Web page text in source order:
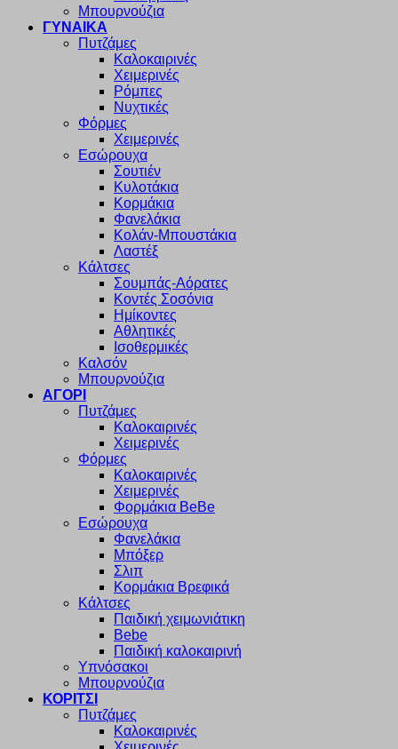
Μπουρνούζια
ΓΥΝΑΙΚΑ
Πυτζάμες
Καλοκαιρινές
Χειμερινές
Ρόμπες
Νυχτικές
Φόρμες
Χειμερινές
Εσώρουχα
Σουτιέν
Κυλοτάκια
Κορμάκια
Φανελάκια
Κολάν-Μπουστάκια
Λαστέξ
Κάλτσες
Σουμπάς-Αόρατες
Κοντές Σοσόνια
Ημίκοντες
Αθλητικές
Ισοθερμικές
Καλσόν
Μπουρνούζια
ΑΓΟΡΙ
Πυτζάμες
Καλοκαιρινές
Χειμερινές
Φόρμες
Καλοκαιρινές
Χειμερινές
Φορμάκια BeBe
Εσώρουχα
Φανελάκια
Μπόξερ
Σλιπ
Κορμάκια Βρεφικά
Κάλτσες
Παιδική χειμωνιάτικη
Bebe
Παιδική καλοκαιρινή
Υπνόσακοι
Μπουρνούζια
ΚΟΡΙΤΣΙ
Πυτζάμες
Καλοκαιρινές